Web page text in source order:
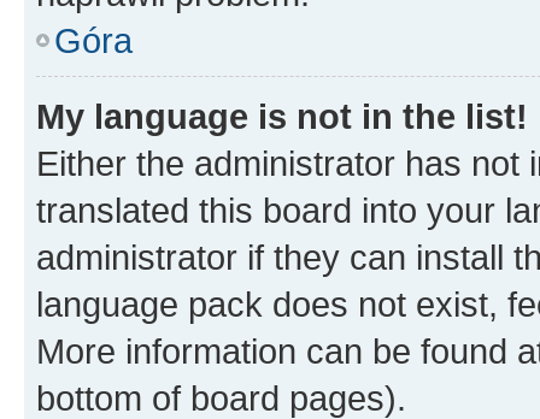
Góra
My language is not in the list!
Either the administrator has not
translated this board into your
administrator if they can install
language pack does not exist,
More information can be found
bottom of board pages).